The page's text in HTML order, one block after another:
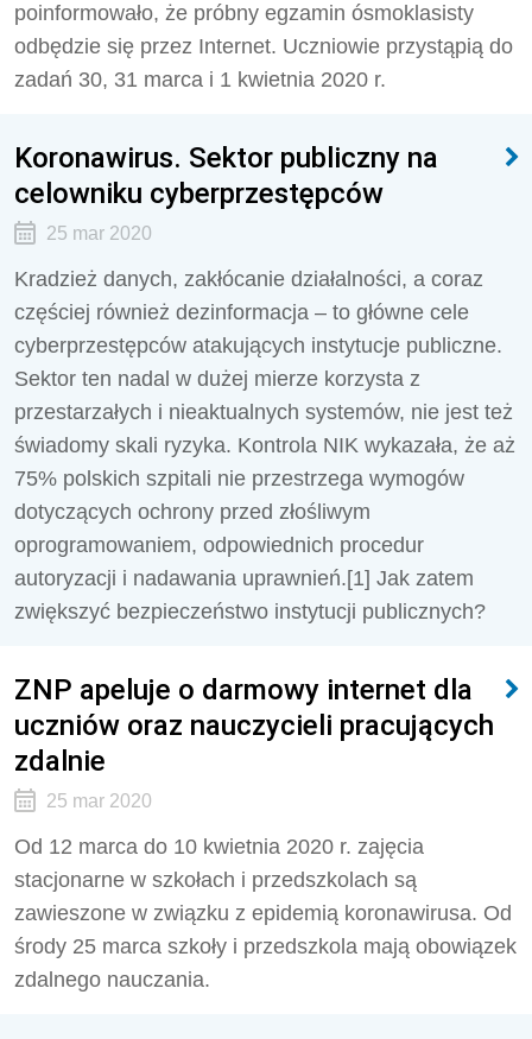
poinformowało, że próbny egzamin ósmoklasisty
odbędzie się przez Internet. Uczniowie przystąpią do
zadań 30, 31 marca i 1 kwietnia 2020 r.
Koronawirus. Sektor publiczny na
celowniku cyberprzestępców
25 mar 2020
Kradzież danych, zakłócanie działalności, a coraz
częściej również dezinformacja – to główne cele
cyberprzestępców atakujących instytucje publiczne.
Sektor ten nadal w dużej mierze korzysta z
przestarzałych i nieaktualnych systemów, nie jest też
świadomy skali ryzyka. Kontrola NIK wykazała, że aż
75% polskich szpitali nie przestrzega wymogów
dotyczących ochrony przed złośliwym
oprogramowaniem, odpowiednich procedur
autoryzacji i nadawania uprawnień.[1] Jak zatem
zwiększyć bezpieczeństwo instytucji publicznych?
ZNP apeluje o darmowy internet dla
uczniów oraz nauczycieli pracujących
zdalnie
25 mar 2020
Od 12 marca do 10 kwietnia 2020 r. zajęcia
stacjonarne w szkołach i przedszkolach są
zawieszone w związku z epidemią koronawirusa. Od
środy 25 marca szkoły i przedszkola mają obowiązek
zdalnego nauczania.